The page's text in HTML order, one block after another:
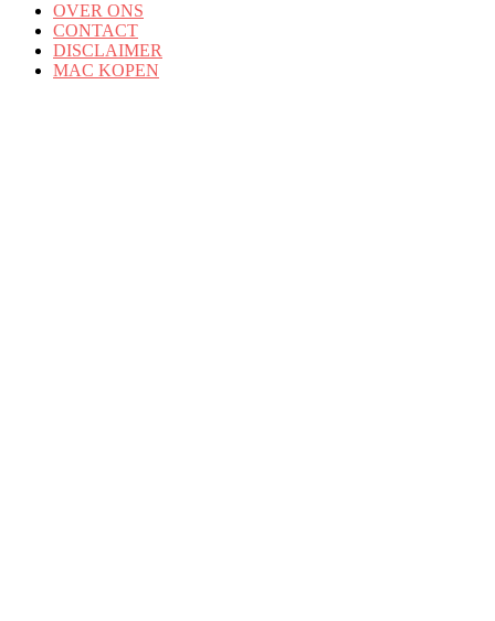
OVER ONS
CONTACT
DISCLAIMER
MAC KOPEN